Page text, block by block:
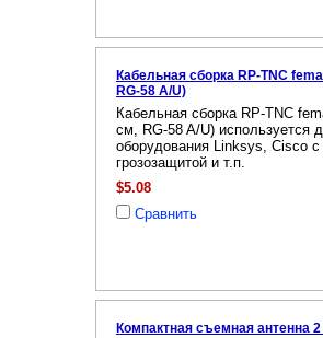
Кабельная сборка RP-TNC
RG-58 A/U)
Кабельная сборка RP-TNC
см, RG-58 A/U) используется
оборудования Linksys, Cisco с
грозозащитой и т.п.
$5.08
Сравнить
Компактная съемная антенна